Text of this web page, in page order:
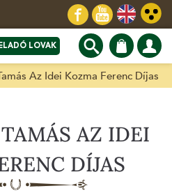
ELADÓ LOVAK
Az Idei Kozma Ferenc Díjas
AZ IDEI
DÍJAS